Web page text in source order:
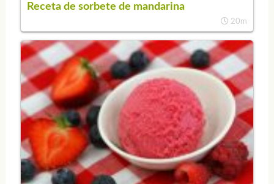
Receta de sorbete de mandarina
20m